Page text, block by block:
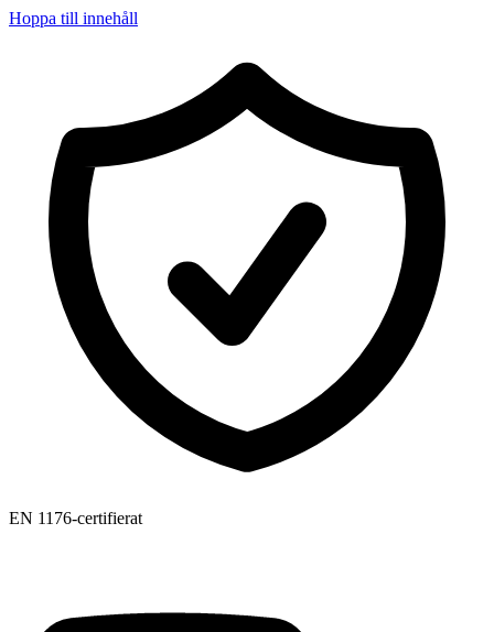
Hoppa till innehåll
EN 1176-certifierat